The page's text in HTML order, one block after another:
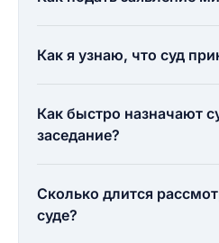
Как я узнаю, что суд
Как быстро назначают
заседание?
Сколько длится
суде?